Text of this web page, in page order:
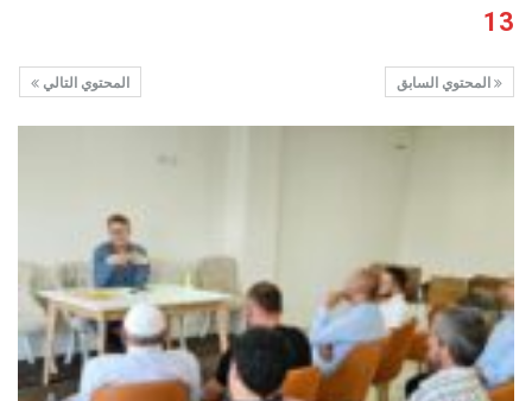
13
المحتوي التالي المحتوي السابق